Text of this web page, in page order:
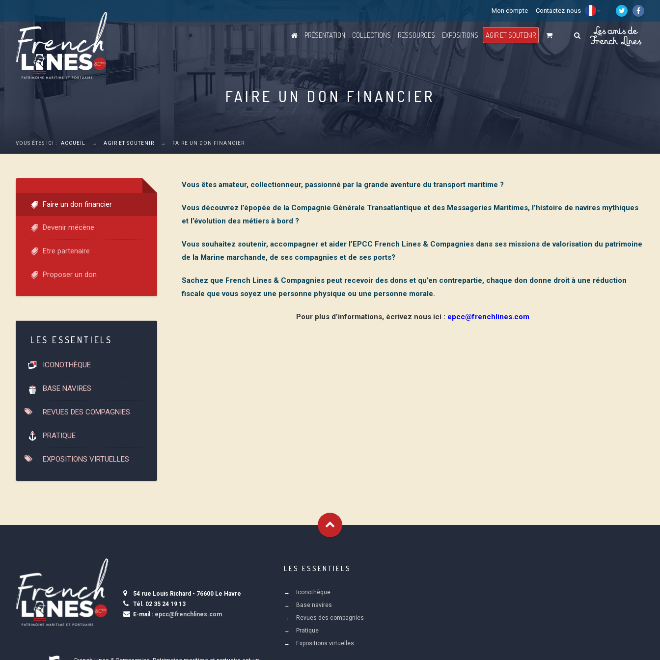
Mon compte Contactez-nous
PRÉSENTATION COLLECTIONS RESSOURCES EXPOSITIONS AGIR ET SOUTENIR
FAIRE UN DON FINANCIER
VOUS ÊTES ICI : ACCUEIL → AGIR ET SOUTENIR → FAIRE UN DON FINANCIER
Vous êtes amateur, collectionneur, passionné par la grande aventure du transport maritime ?
Vous découvrez l’épopée de la Compagnie Générale Transatlantique et des Messageries Maritimes, l’histoire de navires mythiques
et l’évolution des métiers à bord ?
Vous souhaitez soutenir, accompagner et aider l’EPCC French Lines & Compagnies dans ses missions de valorisation du patrimoine
de la Marine marchande, de ses compagnies et de ses ports?
Sachez que French Lines & Compagnies peut recevoir des dons et qu’en contrepartie, chaque don donne droit à une réduction
fiscale que vous soyez une personne physique ou une personne morale.
Pour plus d’informations, écrivez nous ici : epcc@frenchlines.com
Faire un don financier
Devenir mécène
Etre partenaire
Proposer un don
LES ESSENTIELS
ICONOTHÈQUE
BASE NAVIRES
REVUES DES COMPAGNIES
PRATIQUE
EXPOSITIONS VIRTUELLES
54 rue Louis Richard - 76600 Le Havre
Tél. 02 35 24 19 13
E-mail : epcc@frenchlines.com
LES ESSENTIELS
Iconothèque
Base navires
Revues des compagnies
Pratique
Expositions virtuelles